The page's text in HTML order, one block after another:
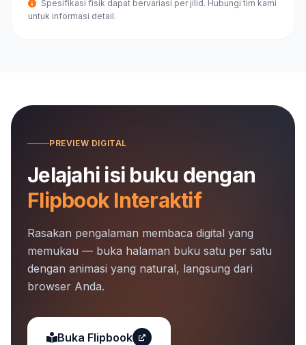
Spesifikasi fisik dapat bervariasi per jilid. Hubungi tim kami
untuk informasi detail.
PREVIEW DIGITAL
Jelajahi isi buku dengan
Flipbook Interaktif
Rasakan pengalaman membaca digital yang
memukau — buka halaman buku satu per satu
dengan animasi yang natural, langsung dari
browser Anda.
Buka Flipbook